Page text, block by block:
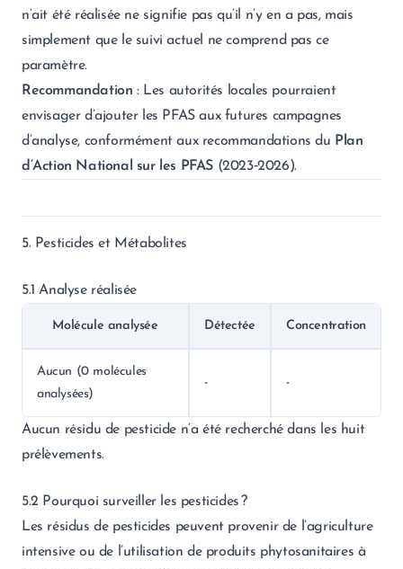
n’ait été réalisée ne signifie pas qu’il n’y en a pas, mais
simplement que le suivi actuel ne comprend pas ce
paramètre.
Recommandation : Les autorités locales pourraient
envisager d’ajouter les PFAS aux futures campagnes
d’analyse, conformément aux recommandations du Plan
d’Action National sur les PFAS (2023‑2026).
5. Pesticides et Métabolites
5.1 Analyse réalisée
Molécule analysée Détectée Concentration
Aucun (0 molécules
analysées)
- -
Aucun résidu de pesticide n’a été recherché dans les huit
prélèvements.
5.2 Pourquoi surveiller les pesticides ?
Les résidus de pesticides peuvent provenir de l’agriculture
intensive ou de l’utilisation de produits phytosanitaires à